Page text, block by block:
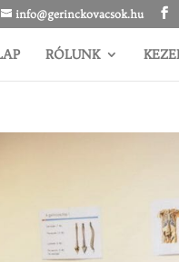
info@gerinckovacsok.hu
RÓLUNK